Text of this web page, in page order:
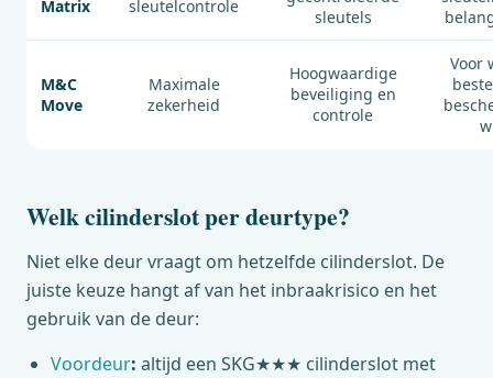
Matrix sleutelcontrole
sleutels
M&C
Move
Maximale
zekerheid
Hoogwaardige
beveiliging en
controle
Voor
Welk cilinderslot per deurtype?
Niet elke deur vraagt om hetzelfde cilinderslot. De
juiste keuze hangt af van het inbraakrisico en het
gebruik van de deur:
Voordeur: altijd een SKG★★★ cilinderslot met